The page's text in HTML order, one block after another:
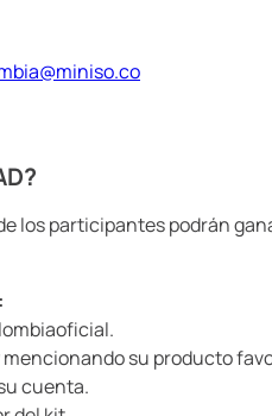
los participantes podrán
su producto
cuenta.